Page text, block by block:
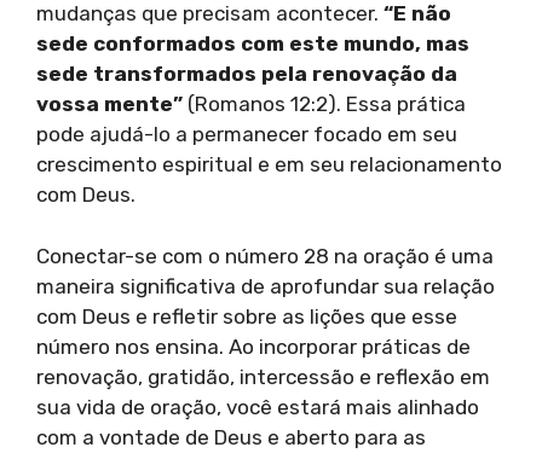
mudanças que precisam acontecer. “E não
sede conformados com este mundo, mas
sede transformados pela renovação da
vossa mente” (Romanos 12:2). Essa prática
pode ajudá-lo a permanecer focado em seu
crescimento espiritual e em seu relacionamento
com Deus.
Conectar-se com o número 28 na oração é uma
maneira significativa de aprofundar sua relação
com Deus e refletir sobre as lições que esse
número nos ensina. Ao incorporar práticas de
renovação, gratidão, intercessão e reflexão em
sua vida de oração, você estará mais alinhado
com a vontade de Deus e aberto para as